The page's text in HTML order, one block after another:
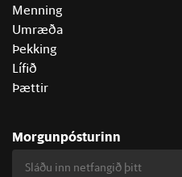
Menning
Umræða
Þekking
Lífið
Þættir
Morgunpósturinn